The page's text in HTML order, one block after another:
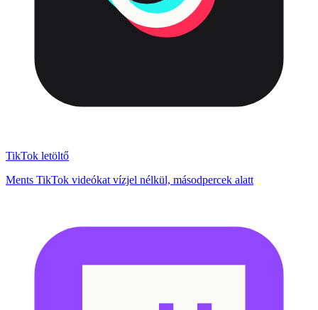
TikTok letöltő
Ments TikTok videókat vízjel nélkül, másodpercek alatt